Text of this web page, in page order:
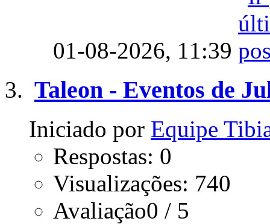
01-08-2026, 11:39
Taleon - Eventos de
Iniciado por Equipe
Respostas: 0
Visualizações: 740
Avaliação0 / 5